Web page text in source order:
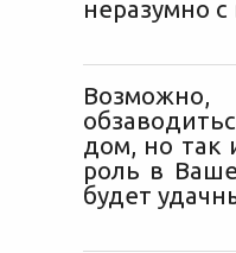
неразумно
дом, но так
роль в
будет